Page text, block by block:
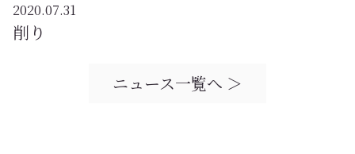
2020.07.31
削り
ニュース一覧へ ＞